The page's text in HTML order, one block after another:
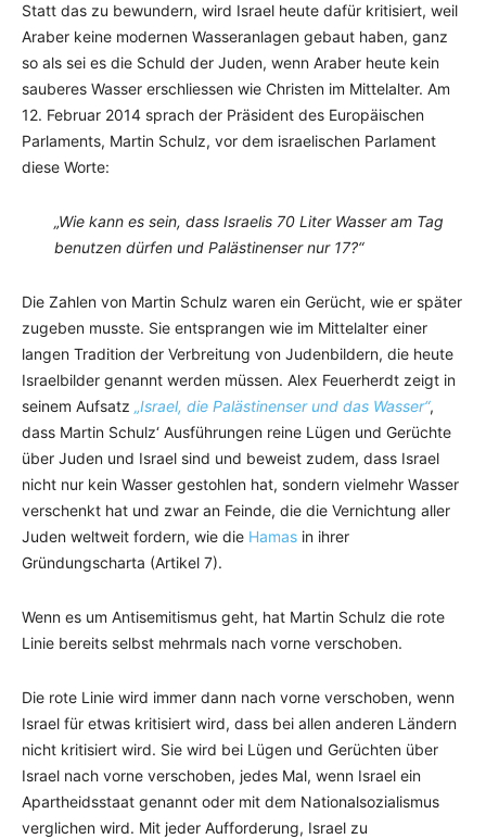
Statt das zu bewundern, wird Israel heute dafür kritisiert, weil
Araber keine modernen Wasseranlagen gebaut haben, ganz
so als sei es die Schuld der Juden, wenn Araber heute kein
sauberes Wasser erschliessen wie Christen im Mittelalter. Am
12. Februar 2014 sprach der Präsident des Europäischen
Parlaments, Martin Schulz, vor dem israelischen Parlament
diese Worte:
„Wie kann es sein, dass Israelis 70 Liter Wasser am Tag
benutzen dürfen und Palästinenser nur 17?“
Die Zahlen von Martin Schulz waren ein Gerücht, wie er später
zugeben musste. Sie entsprangen wie im Mittelalter einer
langen Tradition der Verbreitung von Judenbildern, die heute
Israelbilder genannt werden müssen. Alex Feuerherdt zeigt in
seinem Aufsatz „Israel, die Palästinenser und das Wasser“,
dass Martin Schulz‘ Ausführungen reine Lügen und Gerüchte
über Juden und Israel sind und beweist zudem, dass Israel
nicht nur kein Wasser gestohlen hat, sondern vielmehr Wasser
verschenkt hat und zwar an Feinde, die die Vernichtung aller
Juden weltweit fordern, wie die Hamas in ihrer
Gründungscharta (Artikel 7).
Wenn es um Antisemitismus geht, hat Martin Schulz die rote
Linie bereits selbst mehrmals nach vorne verschoben.
Die rote Linie wird immer dann nach vorne verschoben, wenn
Israel für etwas kritisiert wird, dass bei allen anderen Ländern
nicht kritisiert wird. Sie wird bei Lügen und Gerüchten über
Israel nach vorne verschoben, jedes Mal, wenn Israel ein
Apartheidsstaat genannt oder mit dem Nationalsozialismus
verglichen wird. Mit jeder Aufforderung, Israel zu